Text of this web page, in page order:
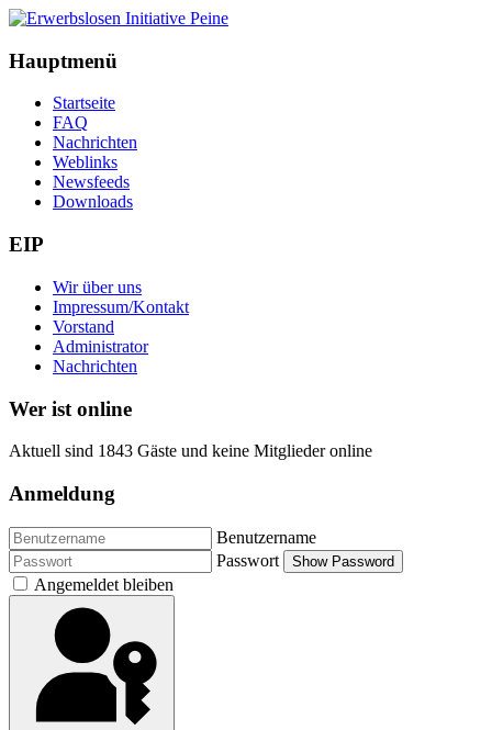
Hauptmenü
Startseite
FAQ
Nachrichten
Weblinks
Newsfeeds
Downloads
EIP
Wir über uns
Impressum/Kontakt
Vorstand
Administrator
Nachrichten
Wer ist online
Aktuell sind 1843 Gäste und keine Mitglieder online
Anmeldung
Benutzername
Passwort
Show Password
Angemeldet bleiben